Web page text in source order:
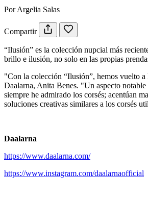
Por Argelia Salas
Compartir
“Ilusión” es la colección nupcial más
brillo e ilusión, no solo en las propias
"Con la colección “Ilusión”, hemos vuelto a
Daalarna, Anita Benes. "Un aspecto
siempre he admirado los corsés; acentúan
soluciones creativas similares a los corsés
Daalarna
https://www.daalarna.com/
https://www.instagram.com/daalarnaofficial